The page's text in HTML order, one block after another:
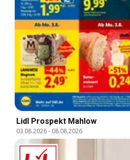
Lidl Prospekt Mahlow
03.08.2026- 08.08.2026